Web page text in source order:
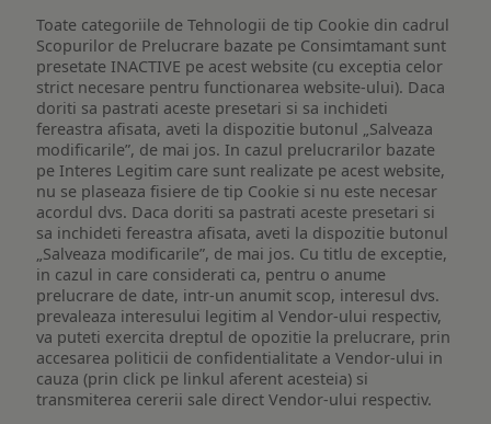
Toate categoriile de Tehnologii de tip Cookie din cadrul
Scopurilor de Prelucrare bazate pe Consimtamant sunt
presetate INACTIVE pe acest website (cu exceptia celor
strict necesare pentru functionarea website-ului). Daca
doriti sa pastrati aceste presetari si sa inchideti
fereastra afisata, aveti la dispozitie butonul „Salveaza
modificarile”, de mai jos. In cazul prelucrarilor bazate
pe Interes Legitim care sunt realizate pe acest website,
nu se plaseaza fisiere de tip Cookie si nu este necesar
acordul dvs. Daca doriti sa pastrati aceste presetari si
sa inchideti fereastra afisata, aveti la dispozitie butonul
„Salveaza modificarile”, de mai jos. Cu titlu de exceptie,
in cazul in care considerati ca, pentru o anume
prelucrare de date, intr-un anumit scop, interesul dvs.
prevaleaza interesului legitim al Vendor-ului respectiv,
va puteti exercita dreptul de opozitie la prelucrare, prin
accesarea politicii de confidentialitate a Vendor-ului in
cauza (prin click pe linkul aferent acesteia) si
transmiterea cererii sale direct Vendor-ului respectiv.